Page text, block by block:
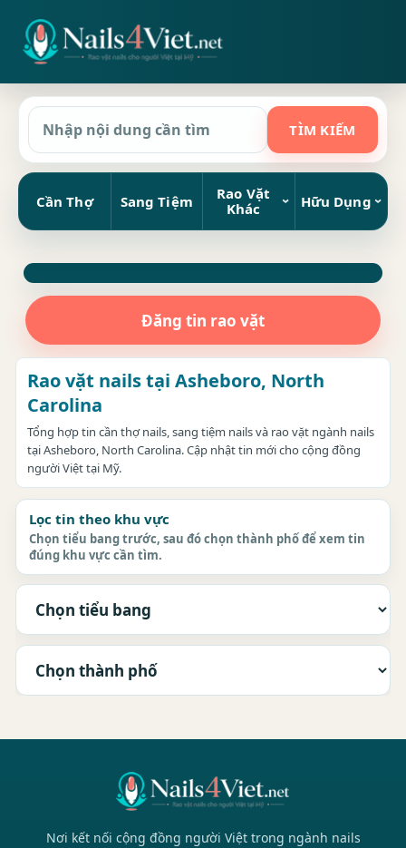
Cần Thợ Sang Tiệm
Rao Vặt
Khác
Hữu Dụng
Đăng tin rao vặt
Rao vặt nails tại Asheboro, North
Carolina
Tổng hợp tin cần thợ nails, sang tiệm nails và rao vặt ngành nails
tại Asheboro, North Carolina. Cập nhật tin mới cho cộng đồng
người Việt tại Mỹ.
Lọc tin theo khu vực
Chọn tiểu bang trước, sau đó chọn thành phố để xem tin
đúng khu vực cần tìm.
Nơi kết nối cộng đồng người Việt trong ngành nails